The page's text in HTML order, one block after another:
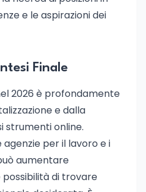
e le aspirazioni dei
Finale
2026 è profondamente
e dalla
strumenti online.
per il lavoro e i
aumentare
di trovare